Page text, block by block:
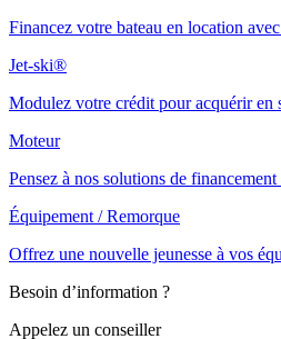
Financez votre bateau en location
Jet-ski®
Modulez votre crédit pour acquérir en
Moteur
Pensez à nos solutions de
Équipement / Remorque
Offrez une nouvelle jeunesse à vos
Besoin d’information ?
Appelez un conseiller